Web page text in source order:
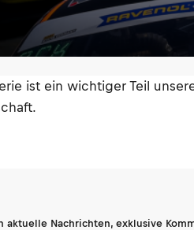
ist ein wichtiger Teil
Nachrichten, exklusive